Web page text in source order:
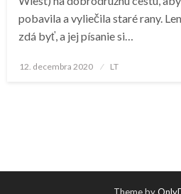
pobavila a vyliečila staré rany.
zdá byť, a jej písanie si…
Posted
12. decembra 2020 LT